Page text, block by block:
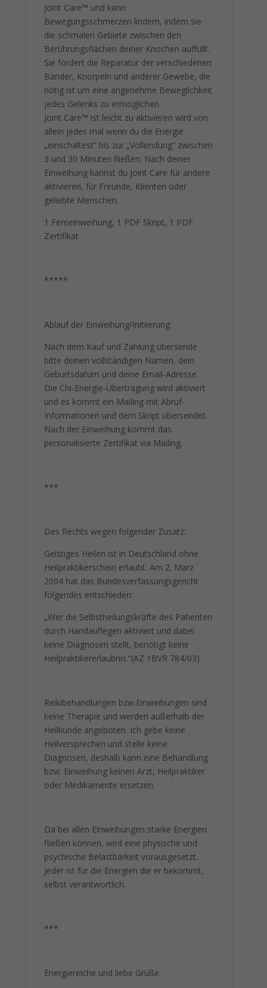
Joint Care™ und kann
Bewegungsschmerzen lindern, indem sie
die schmalen Gebiete zwischen den
Berührungsflächen deiner Knochen auffüllt.
Sie fördert die Reparatur der verschiedenen
Bänder, Knorpeln und anderer Gewebe, die
nötig ist um eine angenehme Beweglichkeit
jedes Gelenks zu ermöglichen.
Joint Care™ ist leicht zu aktivieren wird von
allein jedes mal wenn du die Energie
„einschaltest“ bis zur „Vollendung“ zwischen
3 und 30 Minuten fließen. Nach deiner
Einweihung kannst du Joint Care für andere
aktivieren, für Freunde, Klienten oder
geliebte Menschen.
1 Ferneinweihung, 1 PDF Skript, 1 PDF
Zertifikat
*****
Ablauf der Einweihung/Initiierung:
Nach dem Kauf und Zahlung übersende
bitte deinen vollständigen Namen, dein
Geburtsdatum und deine Email-Adresse.
Die Chi-Energie-Übertragung wird aktiviert
und es kommt ein Mailing mit Abruf-
Informationen und dem Skript übersendet.
Nach der Einweihung kommt das
personalisierte Zertifikat via Mailing.
***
Des Rechts wegen folgender Zusatz:
Geistiges Heilen ist in Deutschland ohne
Heilpraktikerschein erlaubt. Am 2. März
2004 hat das Bundesverfassungsgericht
folgendes entschieden:
„Wer die Selbstheilungskräfte des Patienten
durch Handauflegen aktiviert und dabei
keine Diagnosen stellt, benötigt keine
Heilpraktikererlaubnis.“(AZ 1BVR 784/03)
Reikibehandlungen bzw.Einweihungen sind
keine Therapie und werden außerhalb der
Heilkunde angeboten. Ich gebe keine
Heilversprechen und stelle keine
Diagnosen, deshalb kann eine Behandlung
bzw. Einweihung keinen Arzt, Heilpraktiker
oder Medikamente ersetzen.
Da bei allen Einweihungen starke Energien
fließen können, wird eine physische und
psychische Belastbarkeit vorausgesetzt.
Jeder ist für die Energien die er bekommt,
selbst verantwortlich.
***
Energiereiche und liebe Grüße